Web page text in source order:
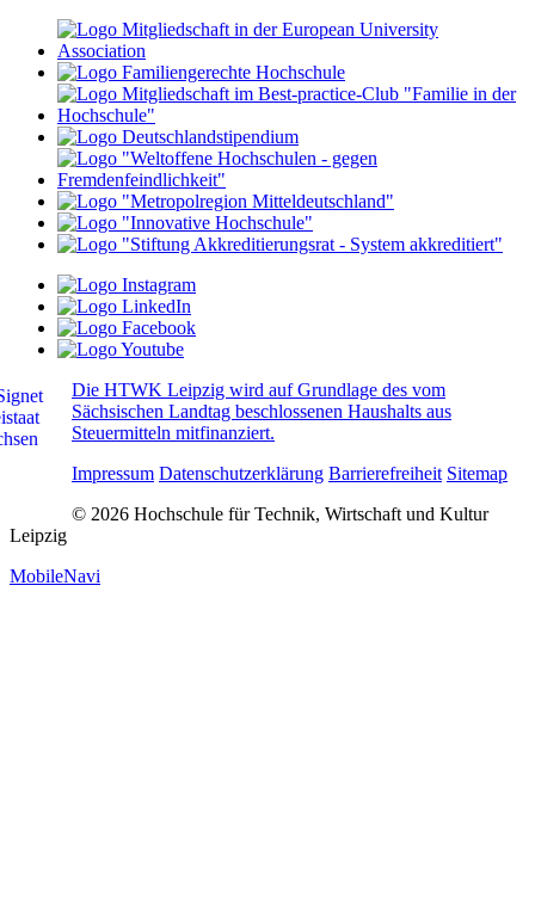
Die HTWK Leipzig wird auf Grundlage des vom
Sächsischen Landtag beschlossenen Haushalts aus
Steuermitteln mitfinanziert.
Impressum Datenschutzerklärung Barrierefreiheit Sitemap
© 2026 Hochschule für Technik, Wirtschaft und Kultur
Leipzig
MobileNavi